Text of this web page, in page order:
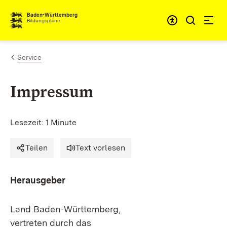
Zum Inhalt springen
Baden-Württemberg
Bildungspläne
Service
Im­pres­sum
Lesezeit: 1 Minute
Tei­len Text vorlesen
Her­aus­ge­ber
Land Ba­den-Würt­tem­berg,
ver­tre­ten durch das